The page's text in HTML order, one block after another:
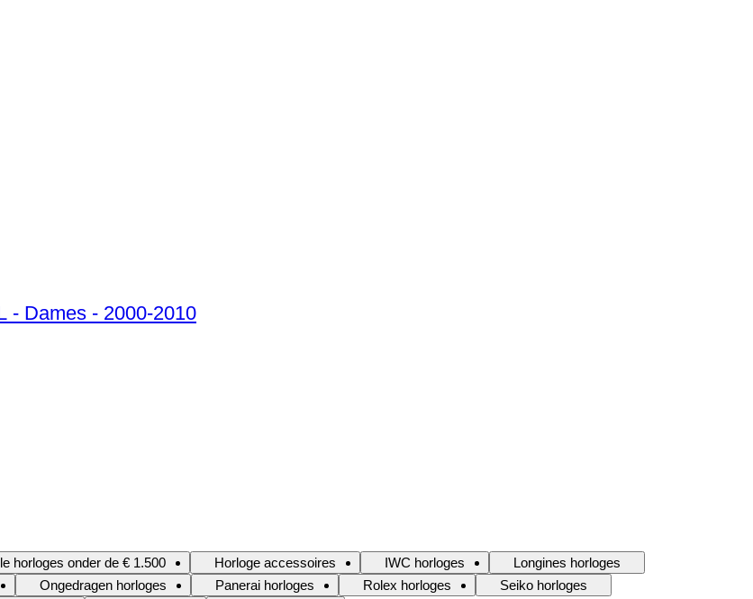
- Dames - 2000-2010
horloges onder de € 1.500 Horloge accessoires IWC horloges
Longines horloges
Ongedragen horloges Panerai horloges Rolex horloges
Seiko horloges